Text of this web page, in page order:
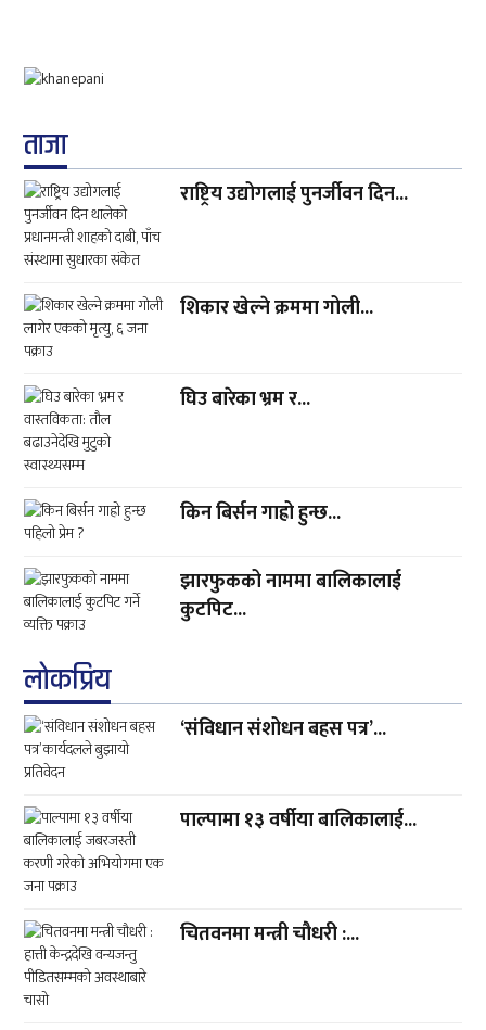
ताजा
राष्ट्रिय उद्योगलाई पुनर्जीवन दिन...
शिकार खेल्ने क्रममा गोली...
घिउ बारेका भ्रम र...
किन बिर्सन गाह्रो हुन्छ...
झारफुकको नाममा बालिकालाई
कुटपिट...
लाेकप्रिय
‘संविधान संशोधन बहस पत्र’...
पाल्पामा १३ वर्षीया बालिकालाई...
चितवनमा मन्त्री चौधरी :...